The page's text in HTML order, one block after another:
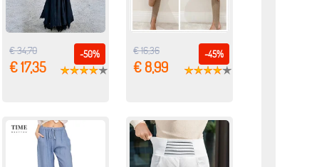
-50%
€ 34,70
€ 17,35
-45%
€ 16,36
€ 8,99